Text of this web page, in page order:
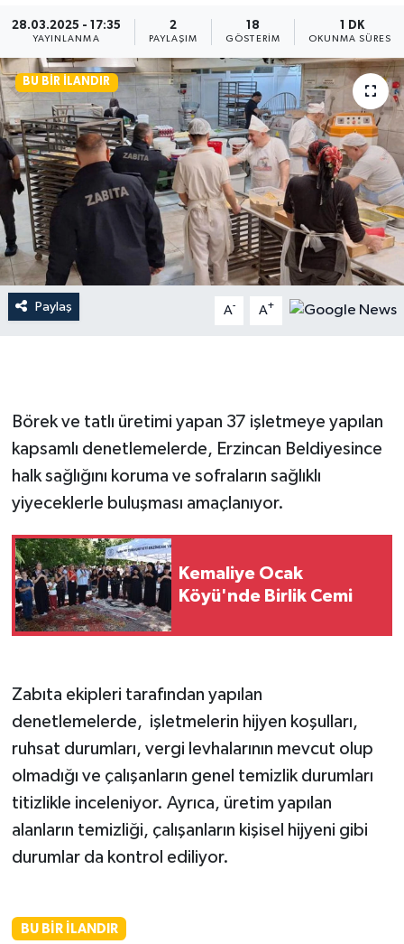
28.03.2025 - 17:35
YAYINLANMA
2
PAYLAŞIM
18
GÖSTERIM
1 DK
OKUNMA SÜRESI
BU BIR İLANDIR
Paylaş A- A+
Börek ve tatlı üretimi yapan 37 işletmeye yapılan
kapsamlı denetlemelerde, Erzincan Beldiyesince
halk sağlığını koruma ve sofraların sağlıklı
yiyeceklerle buluşması amaçlanıyor.
Kemaliye Ocak
Köyü'nde Birlik Cemi
Zabıta ekipleri tarafından yapılan
denetlemelerde, işletmelerin hijyen koşulları,
ruhsat durumları, vergi levhalarının mevcut olup
olmadığı ve çalışanların genel temizlik durumları
titizlikle inceleniyor. Ayrıca, üretim yapılan
alanların temizliği, çalışanların kişisel hijyeni gibi
durumlar da kontrol ediliyor.
BU BIR İLANDIR